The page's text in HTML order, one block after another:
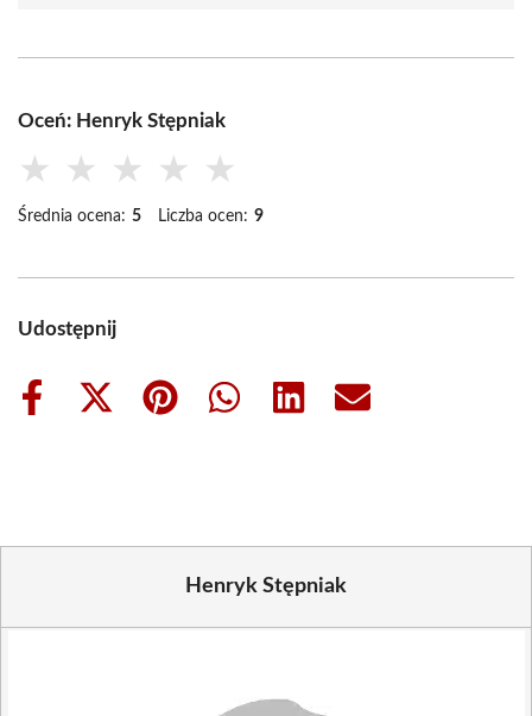
Oceń: Henryk Stępniak
★ ★ ★ ★ ★
Średnia ocena: 5 Liczba ocen: 9
Udostępnij
Share
Share
Share
Share
Share
Share
Henryk Stępniak